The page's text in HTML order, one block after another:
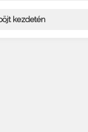
kezdetén